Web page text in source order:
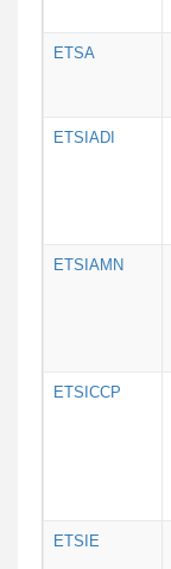
ETSA
ETSIADI
ETSIAMN
ETSICCP
ETSIE